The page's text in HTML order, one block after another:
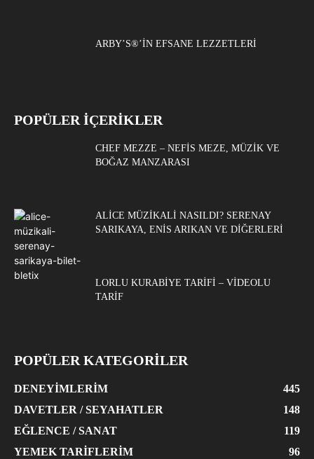
ARBY’S®’IN EFSANE LEZZETLERI
POPÜLER İÇERİKLER
CHEF MEZZE – NEFIS MEZE, MÜZIK VE
BOĞAZ MANZARASI
ALICE MÜZIKALI NASILDI? SERENAY
SARIKAYA, ENIS ARIKAN VE DIĞERLERI
LORLU KURABIYE TARIFI – VIDEOLU
TARIF
POPÜLER KATEGORİLER
DENEYIMLERIM
445
DAVETLER / SEYAHATLER
148
EĞLENCE / SANAT
119
YEMEK TARIFLERIM
96